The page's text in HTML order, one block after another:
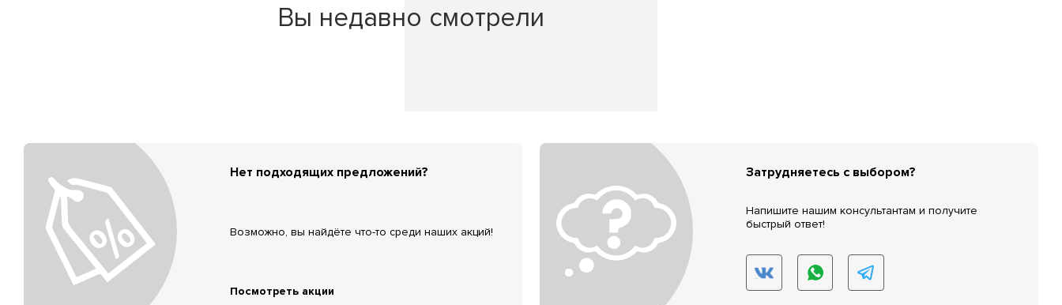
Вы недавно смотрели
Нет подходящих предложений?
Возможно, вы найдёте что-то среди наших акций!
Посмотреть акции
Затрудняетесь с выбором?
Напишите нашим консультантам и получите
быстрый ответ!